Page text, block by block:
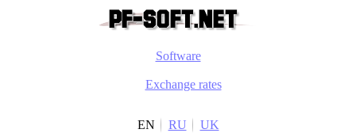
Software
Exchange rates
EN RU UK